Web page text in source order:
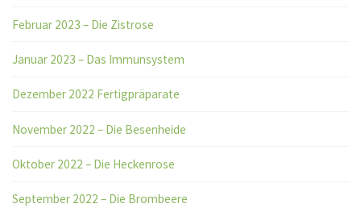
Februar 2023 – Die Zistrose
Januar 2023 – Das Immunsystem
Dezember 2022 Fertigpräparate
November 2022 – Die Besenheide
Oktober 2022 – Die Heckenrose
September 2022 – Die Brombeere